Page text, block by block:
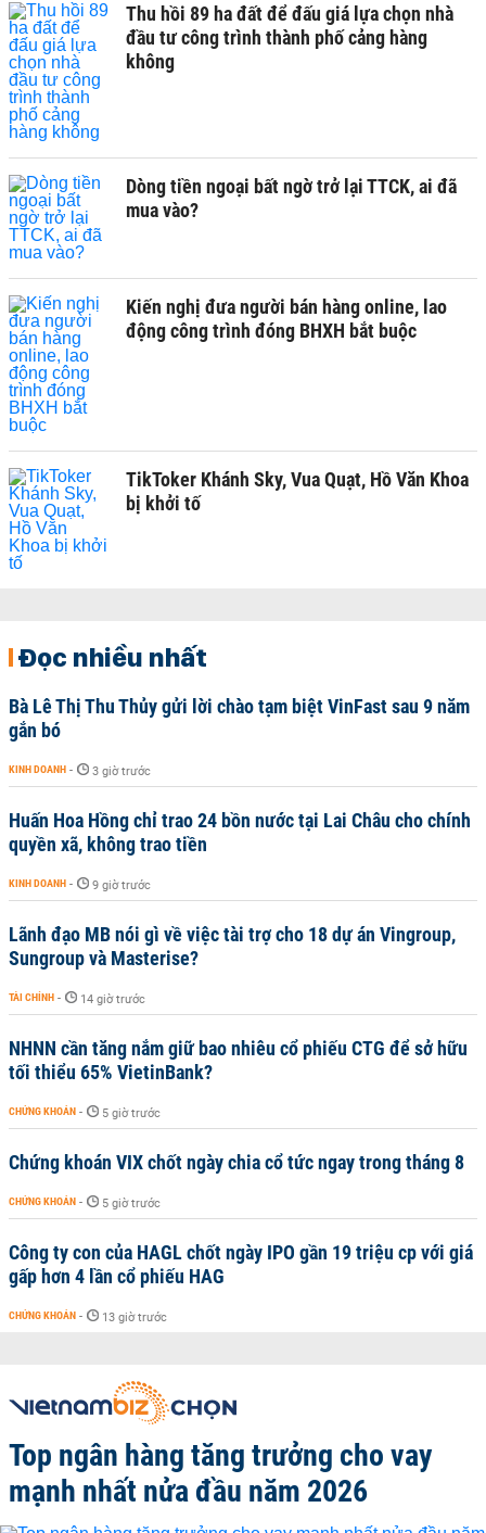
Thu hồi 89 ha đất để đấu giá lựa chọn nhà
đầu tư công trình thành phố cảng hàng
không
Dòng tiền ngoại bất ngờ trở lại TTCK, ai đã
mua vào?
Kiến nghị đưa người bán hàng online, lao
động công trình đóng BHXH bắt buộc
TikToker Khánh Sky, Vua Quạt, Hồ Văn Khoa
bị khởi tố
Đọc nhiều nhất
Bà Lê Thị Thu Thủy gửi lời chào tạm biệt VinFast sau 9 năm
gắn bó
KINH DOANH - 3 giờ trước
Huấn Hoa Hồng chỉ trao 24 bồn nước tại Lai Châu cho chính
quyền xã, không trao tiền
KINH DOANH - 9 giờ trước
Lãnh đạo MB nói gì về việc tài trợ cho 18 dự án Vingroup,
Sungroup và Masterise?
TÀI CHÍNH - 14 giờ trước
NHNN cần tăng nắm giữ bao nhiêu cổ phiếu CTG để sở hữu
tối thiểu 65% VietinBank?
CHỨNG KHOÁN - 5 giờ trước
Chứng khoán VIX chốt ngày chia cổ tức ngay trong tháng 8
CHỨNG KHOÁN - 5 giờ trước
Công ty con của HAGL chốt ngày IPO gần 19 triệu cp với giá
gấp hơn 4 lần cổ phiếu HAG
CHỨNG KHOÁN - 13 giờ trước
Top ngân hàng tăng trưởng cho vay
mạnh nhất nửa đầu năm 2026